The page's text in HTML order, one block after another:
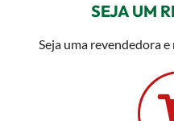
SEJA UM
Seja uma revendedora